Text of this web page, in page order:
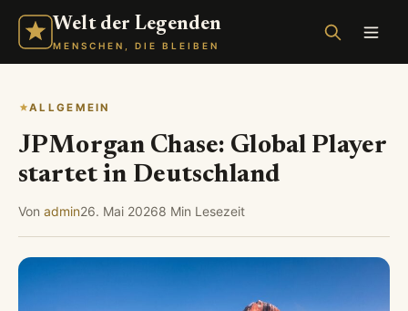
Welt der Legenden
MENSCHEN, DIE BLEIBEN
ALLGEMEIN
JPMorgan Chase: Global Player
startet in Deutschland
Von admin26. Mai 20268 Min Lesezeit